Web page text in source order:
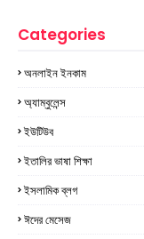
Categories
অনলাইন ইনকাম
অ্যাম্বুলেন্স
ইউটিউব
ইতালির ভাষা শিক্ষা
ইসলামিক ব্লগ
ঈদের মেসেজ